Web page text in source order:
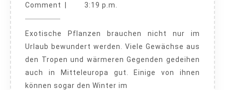
in
deutschen
Gärten
–
geht
das?
24,
Comment
3:19 p.m.
Exotische Pflanzen brauchen nicht nur im
Urlaub bewundert werden. Viele Gewächse aus
den Tropen und wärmeren Gegenden gedeihen
auch in Mitteleuropa gut. Einige von ihnen
können sogar den Winter im